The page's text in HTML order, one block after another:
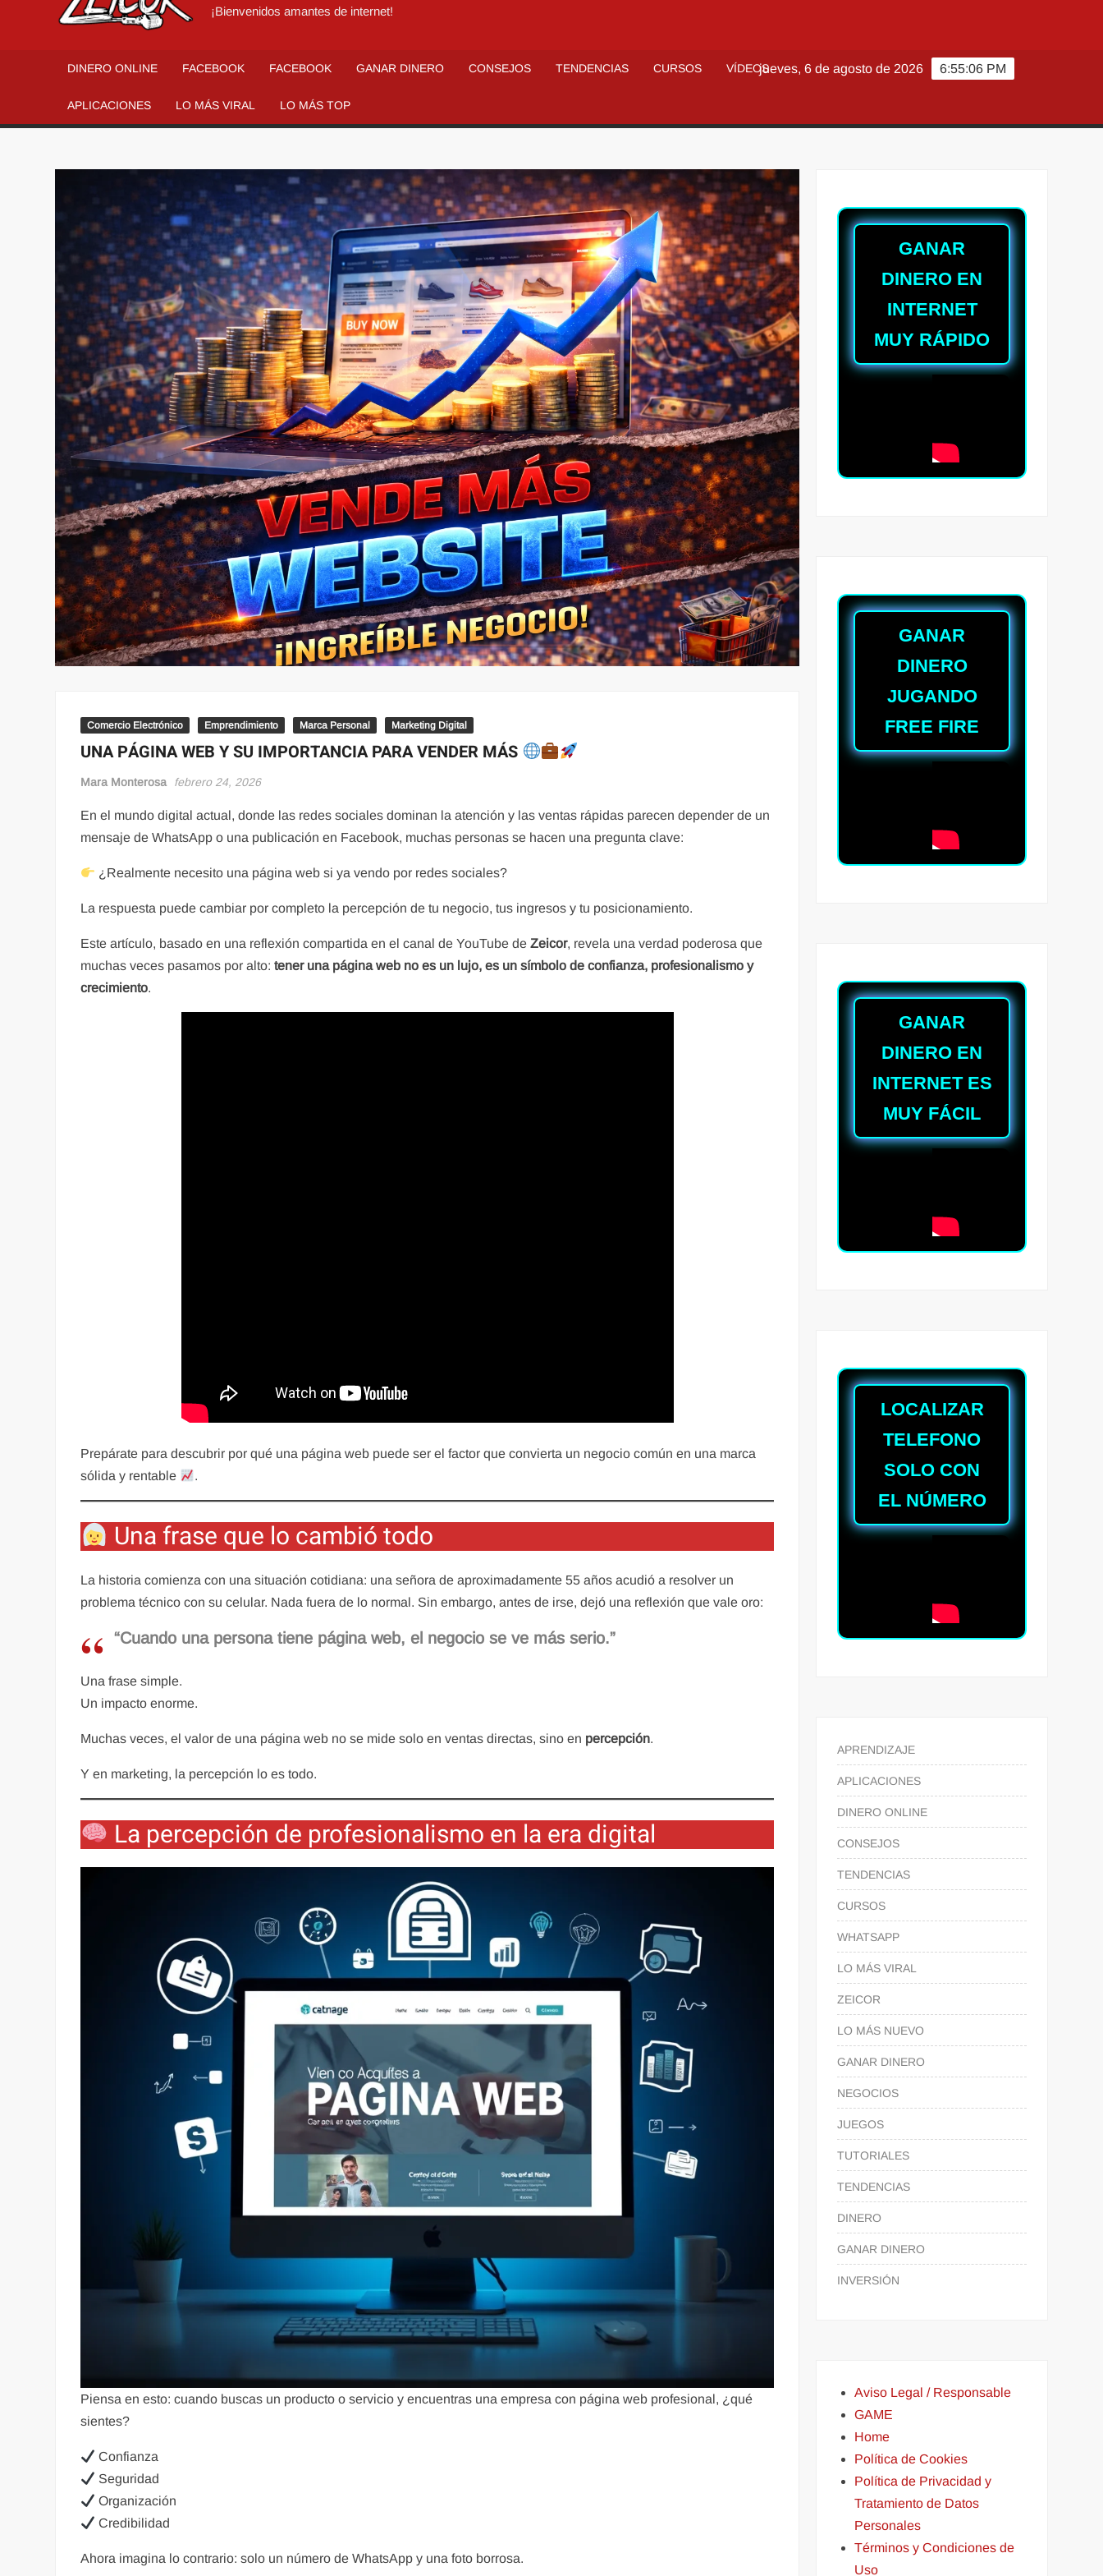
¡Bienvenidos amantes de internet!
DINERO ONLINE FACEBOOK FACEBOOK GANAR DINERO CONSEJOS TENDENCIAS CURSOS VÍDEOS
APLICACIONES LO MÁS VIRAL LO MÁS TOP
6:55:09 PM
jueves, 6 de agosto de 2026
Comercio Electrónico Emprendimiento Marca Personal Marketing Digital
UNA PÁGINA WEB Y SU IMPORTANCIA PARA VENDER MÁS
Mara Monterosa febrero 24, 2026
En el mundo digital actual, donde las redes sociales dominan la atención y las ventas rápidas parecen depender de un
mensaje de WhatsApp o una publicación en Facebook, muchas personas se hacen una pregunta clave:
¿Realmente necesito una página web si ya vendo por redes sociales?
La respuesta puede cambiar por completo la percepción de tu negocio, tus ingresos y tu posicionamiento.
Este artículo, basado en una reflexión compartida en el canal de YouTube deZeicor, revela una verdad poderosa que
muchas veces pasamos por alto:tener una página web no es un lujo, es un símbolo de confianza, profesionalismo y
crecimiento.
Prepárate para descubrir por qué una página web puede ser el factor que convierta un negocio común en una marca
sólida y rentable
.
Una frase que lo cambió todo
La historia comienza con una situación cotidiana: una señora de aproximadamente 55 años acudió a resolver un
problema técnico con su celular. Nada fuera de lo normal. Sin embargo, antes de irse, dejó una reflexión que vale oro:
“Cuando una persona tiene página web, el negocio se ve más serio.”
Una frase simple.
Un impacto enorme.
Muchas veces, el valor de una página web no se mide solo en ventas directas, sino en percepción.
Y en marketing, la percepción lo es todo.
La percepción de profesionalismo en la era digital
Piensa en esto: cuando buscas un producto o servicio y encuentras una empresa con página web profesional, ¿qué
sientes?
Confianza
Seguridad
Organización
Credibilidad
Ahora imagina lo contrario: solo un número de WhatsApp y una foto borrosa.
GANAR
DINERO EN
INTERNET
MUY RÁPIDO
GANAR
DINERO
JUGANDO
FREE FIRE
GANAR
DINERO EN
INTERNET ES
MUY FÁCIL
LOCALIZAR
TELEFONO
SOLO CON
EL NÚMERO
APRENDIZAJE
APLICACIONES
DINERO ONLINE
CONSEJOS
TENDENCIAS
CURSOS
WHATSAPP
LO MÁS VIRAL
ZEICOR
LO MÁS NUEVO
GANAR DINERO
NEGOCIOS
JUEGOS
TUTORIALES
TENDENCIAS
DINERO
GANAR DINERO
INVERSIÓN
Aviso Legal / Responsable
GAME
Home
Política de Cookies
Política de Privacidad y
Tratamiento de Datos
Personales
Términos y Condiciones de
Uso